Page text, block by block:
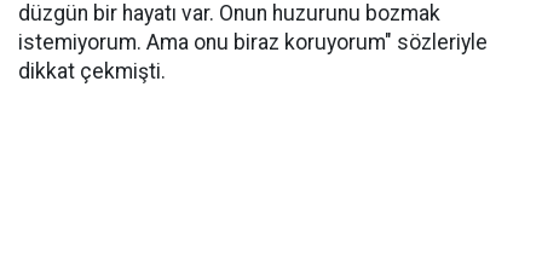
düzgün bir hayatı var. Onun huzurunu bozmak
istemiyorum. Ama onu biraz koruyorum" sözleriyle
dikkat çekmişti.